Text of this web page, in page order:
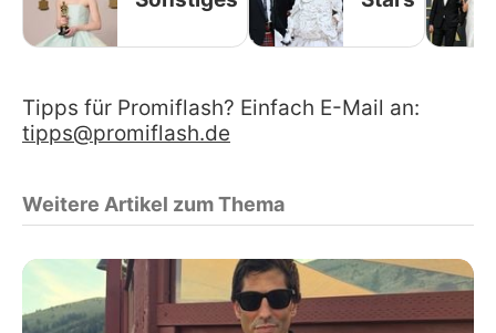
Tipps für Promiflash? Einfach E-Mail an:
tipps@promiflash.de
Weitere Artikel zum Thema